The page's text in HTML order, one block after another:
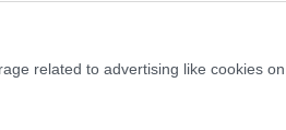
related to advertising like cookies on
színesre, kettőről
számítógépen
vezetnek.